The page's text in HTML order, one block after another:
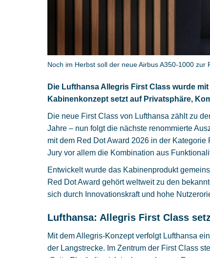
Noch im Herbst soll der neue Airbus A350-1000 zur
Die Lufthansa Allegris First Class wurde
Kabinenkonzept setzt auf Privatsphäre,
Die neue First Class von Lufthansa zählt zu
Jahre – nun folgt die nächste renommierte
mit dem Red Dot Award 2026 in der
Jury vor allem die Kombination aus
Entwickelt wurde das Kabinenprodukt
Red Dot Award gehört weltweit zu den
sich durch Innovationskraft und hohe
Lufthansa: Allegris First Class
Mit dem Allegris-Konzept verfolgt Lufthansa
der Langstrecke. Im Zentrum der First Class